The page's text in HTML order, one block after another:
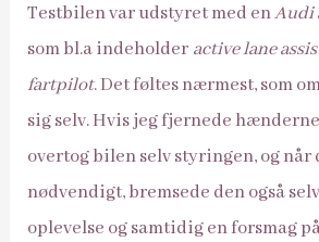
Testbilen var udstyret med enAudi
som bl.a indeholder active lane
fartpilot. Det føltes nærmest, som
sig selv. Hvis jeg fjernede
overtog bilen selv styringen, og når
nødvendigt, bremsede den også
oplevelse og samtidig en forsmag